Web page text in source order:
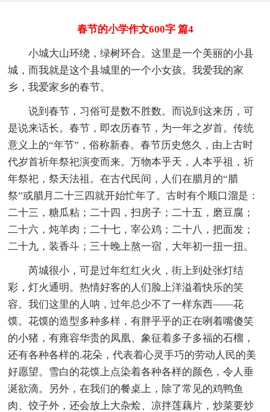
春节的小学作文600字 篇4
小城大山环绕，绿树环合。这里是一个美丽的小县
城，而我就是这个县城里的一个小女孩。我爱我的家
乡，我爱家乡的春节。
说到春节，习俗可是数不胜数。而说到这来历，可
是说来话长。春节，即农历春节，为一年之岁首。传统
意义上的“年节”，俗称新春。春节历史悠久，由上古时
代岁首祈年祭祀演变而来。万物本乎天，人本乎祖，祈
年祭祀，祭天法祖。在古代民间，人们在腊月的“腊
祭”或腊月二十三四就开始忙年了。古时有个顺口溜是：
二十三，糖瓜粘；二十四，扫房子；二十五，磨豆腐；
二十六，炖羊肉；二十七，宰公鸡；二十八，把面发；
二十九，装香斗；三十晚上熬一宿，大年初一扭一扭。
芮城很小，可是过年红红火火，街上到处张灯结
彩，灯火通明。热情好客的人们脸上洋溢着快乐的笑
容。我们这里的人呐，过年总少不了一样东西——花
馍。花馍的造型多种多样，有胖乎乎的正在咧着嘴傻笑
的小猪，有雍容华贵的凤凰、象征着多子多福的石榴，
还有各种各样的.花朵，代表着心灵手巧的劳动人民的美
好愿望。雪白的花馍上点染着各种各样的颜色，令人垂
涎欲滴。另外，在我们的餐桌上，除了常见的鸡鸭鱼
肉、饺子外，还会放上大杂烩、凉拌莲藕片，炒菜要炒